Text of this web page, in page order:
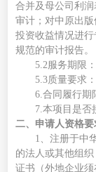
合并及母公司利
审计；对中原出
投资收益情况进
规范的审计报告。
5.2服务期限
5.3质量要求
6.合同履行期
7.本项目是否
二、 申请人资格要
1、注册于中
的法人或其他组
证书（外地企业